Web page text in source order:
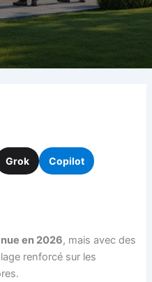
Grok Copilot
en 2026, mais avec des
renforcé sur les